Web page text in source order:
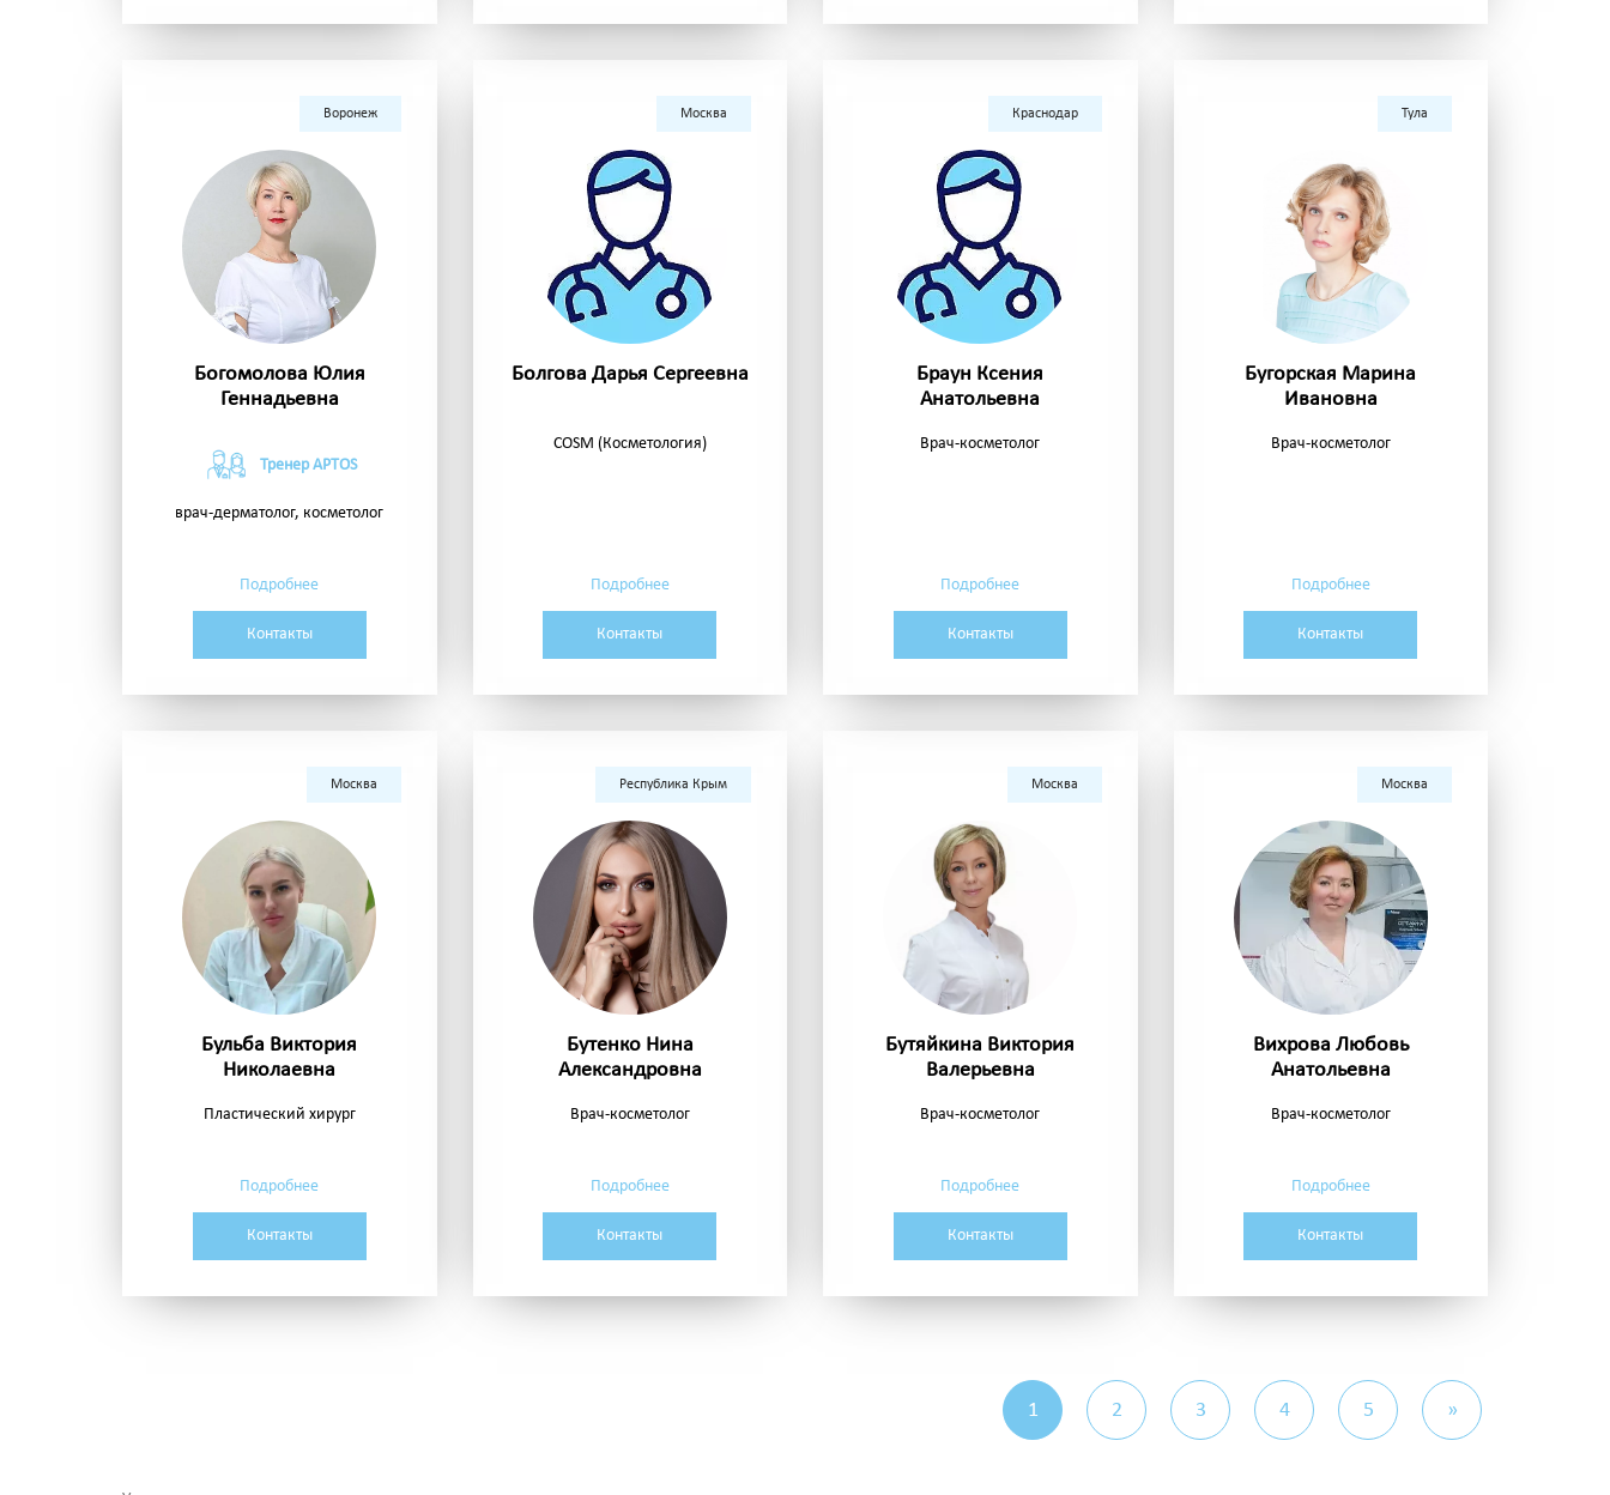
Воронеж
Богомолова Юлия
Геннадьевна
Тренер APTOS
врач-дерматолог, косметолог
Подробнее
Контакты
Москва
Болгова Дарья Сергеевна
COSM (Косметология)
Подробнее
Контакты
Краснодар
Браун Ксения
Анатольевна
Врач-косметолог
Подробнее
Контакты
Тула
Бугорская Марина
Ивановна
Врач-косметолог
Подробнее
Контакты
Москва
Бульба Виктория
Николаевна
Пластический хирург
Подробнее
Контакты
Республика Крым
Бутенко Нина
Александровна
Врач-косметолог
Подробнее
Контакты
Москва
Бутяйкина Виктория
Валерьевна
Врач-косметолог
Подробнее
Контакты
Москва
Вихрова Любовь
Анатольевна
Врач-косметолог
Подробнее
Контакты
1 2 3 4 5 »